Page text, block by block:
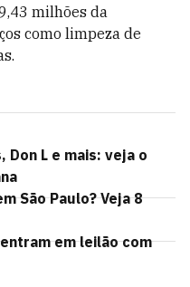
milhões da
como limpeza de
Don L e mais: veja o
São Paulo? Veja 8
em leilão com